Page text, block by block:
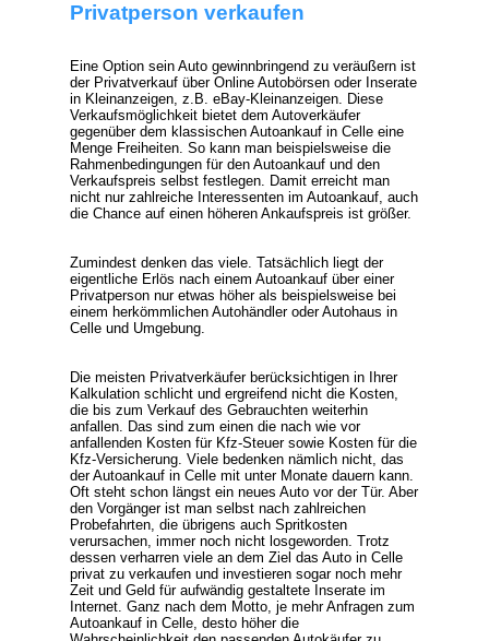
Privatperson verkaufen
Eine Option sein Auto gewinnbringend zu veräußern ist
der Privatverkauf über Online Autobörsen oder Inserate
in Kleinanzeigen, z.B. eBay-Kleinanzeigen. Diese
Verkaufsmöglichkeit bietet dem Autoverkäufer
gegenüber dem klassischen Autoankauf in Celle eine
Menge Freiheiten. So kann man beispielsweise die
Rahmenbedingungen für den Autoankauf und den
Verkaufspreis selbst festlegen. Damit erreicht man
nicht nur zahlreiche Interessenten im Autoankauf, auch
die Chance auf einen höheren Ankaufspreis ist größer.
Zumindest denken das viele. Tatsächlich liegt der
eigentliche Erlös nach einem Autoankauf über einer
Privatperson nur etwas höher als beispielsweise bei
einem herkömmlichen Autohändler oder Autohaus in
Celle und Umgebung.
Die meisten Privatverkäufer berücksichtigen in Ihrer
Kalkulation schlicht und ergreifend nicht die Kosten,
die bis zum Verkauf des Gebrauchten weiterhin
anfallen. Das sind zum einen die nach wie vor
anfallenden Kosten für Kfz-Steuer sowie Kosten für die
Kfz-Versicherung. Viele bedenken nämlich nicht, das
der Autoankauf in Celle mit unter Monate dauern kann.
Oft steht schon längst ein neues Auto vor der Tür. Aber
den Vorgänger ist man selbst nach zahlreichen
Probefahrten, die übrigens auch Spritkosten
verursachen, immer noch nicht losgeworden. Trotz
dessen verharren viele an dem Ziel das Auto in Celle
privat zu verkaufen und investieren sogar noch mehr
Zeit und Geld für aufwändig gestaltete Inserate im
Internet. Ganz nach dem Motto, je mehr Anfragen zum
Autoankauf in Celle, desto höher die